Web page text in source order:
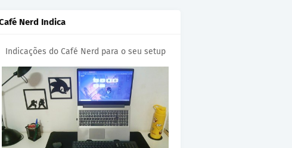
Nerd Indica
Indicações do Café Nerd para o seu setup